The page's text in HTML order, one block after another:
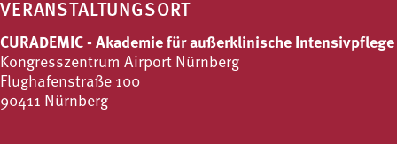
VERANSTALTUNGSORT
CURADEMIC - Akademie für außerklinische Intensivpflege
Kongresszentrum Airport Nürnberg
Flughafenstraße 100
90411 Nürnberg